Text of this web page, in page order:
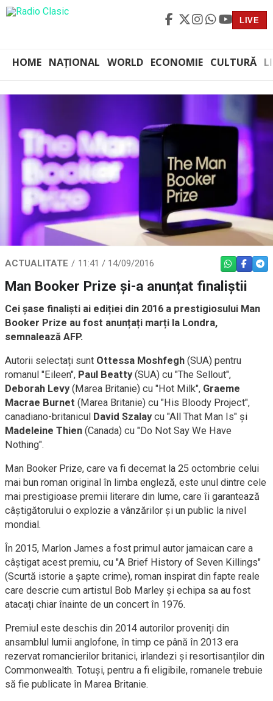
LIVE
HOME NAȚIONAL WORLD ECONOMIE CULTURĂ
ACTUALITATE 11:41 / 14/09/2016 WHATSAPP
Man Booker Prize și-a anunțat finaliștii
Cei șase finaliști ai ediției din 2016 a prestigiosului Man
Booker Prize au fost anunțați marți la Londra,
semnalează AFP.
Autorii selectați sunt Ottessa Moshfegh (SUA) pentru
romanul "Eileen", Paul Beatty(SUA) cu "The Sellout",
Deborah Levy(Marea Britanie) cu "Hot Milk", Graeme
Macrae Burnet (Marea Britanie) cu "His Bloody Project",
canadiano-britanicul David Szalaycu "All That Man Is" și
Madeleine Thien (Canada) cu "Do Not Say We Have
Nothing".
Man Booker Prize, care va fi decernat la 25 octombrie celui
mai bun roman original în limba engleză, este unul dintre cele
mai prestigioase premii literare din lume, care îi garantează
câștigătorului o explozie a vânzărilor și un public la nivel
mondial.
În 2015, Marlon James a fost primul autor jamaican care a
câștigat acest premiu, cu "A Brief History of Seven Killings"
(Scurtă istorie a șapte crime), roman inspirat din fapte reale
care descrie cum artistul Bob Marley și echipa sa au fost
atacați chiar înainte de un concert în 1976.
Premiul este deschis din 2014 autorilor proveniți din
ansamblul lumii anglofone, în timp ce până în 2013 era
rezervat romancierilor britanici, irlandezi și resortisanților din
Commonwealth. Totuși, pentru a fi eligibile, romanele trebuie
să fie publicate în Marea Britanie.